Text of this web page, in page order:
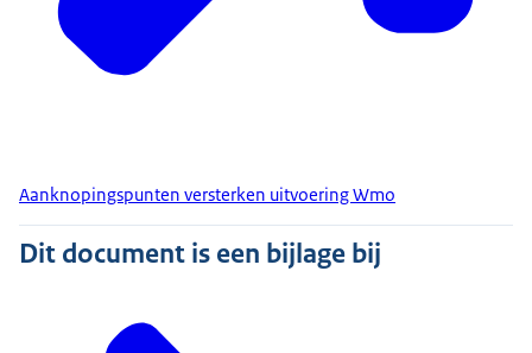
Aanknopingspunten versterken uitvoering Wmo
Dit document is een bijlage bij